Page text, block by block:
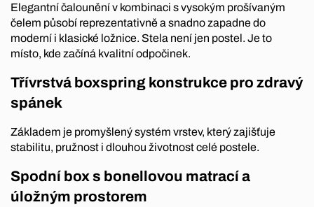
Elegantní čalounění v kombinaci s vysokým prošívaným
čelem působí reprezentativně a snadno zapadne do
moderní i klasické ložnice. Stela není jen postel. Je to
místo, kde začíná kvalitní odpočinek.
Třívrstvá boxspring konstrukce pro zdravý
spánek
Základem je promyšlený systém vrstev, který zajišťuje
stabilitu, pružnost i dlouhou životnost celé postele.
Spodní box s bonellovou matrací a
úložným prostorem